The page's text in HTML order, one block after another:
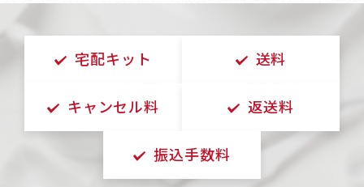
宅配キット 送料
キャンセル料 返送料
振込手数料